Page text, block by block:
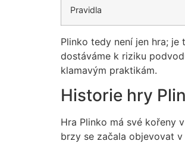
Pravidla
Plinko tedy není jen hra;
dostáváme k riziku
klamavým praktikám.
Historie hry
Hra Plinko má své kořeny
brzy se začala objevovat